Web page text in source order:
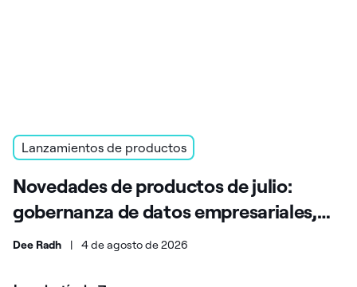
Lanzamientos de productos
Novedades de productos de julio:
gobernanza de datos empresariales,
soberanía y escalabilidad
Dee Radh | 4 de agosto de 2026